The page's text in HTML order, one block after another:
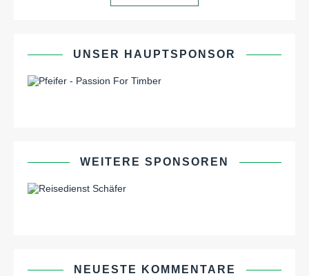
UNSER HAUPTSPONSOR
WEITERE SPONSOREN
NEUESTE KOMMENTARE